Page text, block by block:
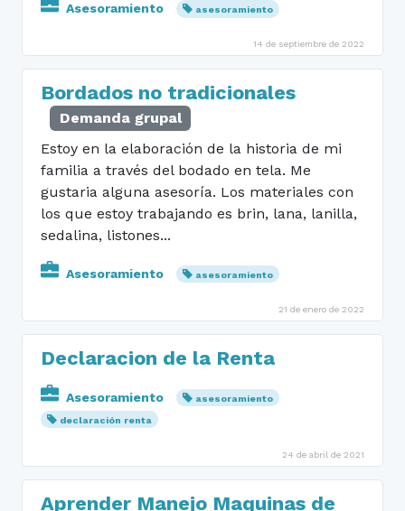
Asesoramiento asesoramiento
14 de septiembre de 2022
Bordados no tradicionales
Demanda grupal
Estoy en la elaboración de la historia de mi
familia a través del bodado en tela. Me
gustaria alguna asesoría. Los materiales con
los que estoy trabajando es brin, lana, lanilla,
sedalina, listones...
Asesoramiento asesoramiento
21 de enero de 2022
Declaracion de la Renta
Asesoramiento
asesoramiento
declaración renta
24 de abril de 2021
Aprender Manejo Maquinas de